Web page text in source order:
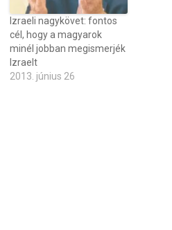
Izraeli nagykövet: fontos
cél, hogy a magyarok
minél jobban megismerjék
Izraelt
2013. június 26